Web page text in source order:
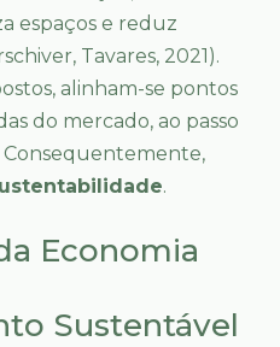
espaços e reduz
Tavares, 2021).
alinham-se pontos
do mercado, ao passo
.
Economia
Sustentável